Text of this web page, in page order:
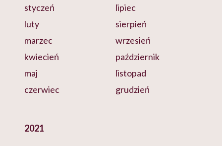
styczeń
luty
marzec
kwiecień
maj
czerwiec
lipiec
sierpień
wrzesień
październik
listopad
grudzień
2021